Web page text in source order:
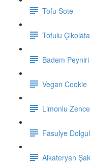
Tofu Sote
Tofulu
Badem Peyniri
Vegan Cookie
Limonlu
Fasulye
Alkateryan